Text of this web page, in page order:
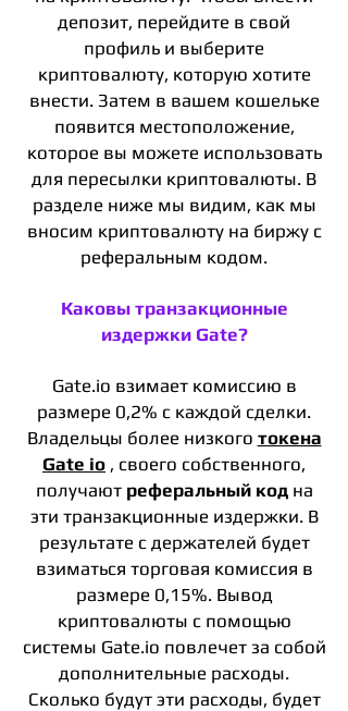
депозит, перейдите в свой
профиль и выберите
криптовалюту, которую хотите
внести. Затем в вашем кошельке
появится местоположение,
которое вы можете использовать
для пересылки криптовалюты. В
разделе ниже мы видим, как мы
вносим криптовалюту на биржу с
реферальным кодом.
Каковы транзакционные
издержки Gate?
Gate.io взимает комиссию в
размере 0,2% с каждой сделки.
Владельцы более низкого токена
Gate io , своего собственного,
получают реферальный кодна
эти транзакционные издержки. В
результате с держателей будет
взиматься торговая комиссия в
размере 0,15%. Вывод
криптовалюты с помощью
системы Gate.io повлечет за собой
дополнительные расходы.
Сколько будут эти расходы, будет